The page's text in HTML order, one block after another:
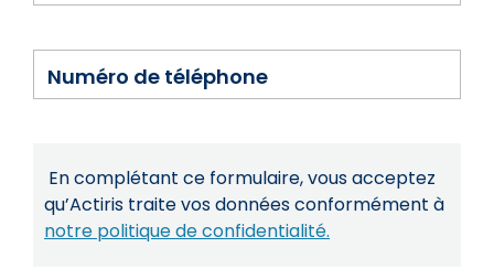
Numéro de téléphone
En complétant ce formulaire, vous acceptez
qu’Actiris traite vos données conformément à
notre politique de confidentialité.